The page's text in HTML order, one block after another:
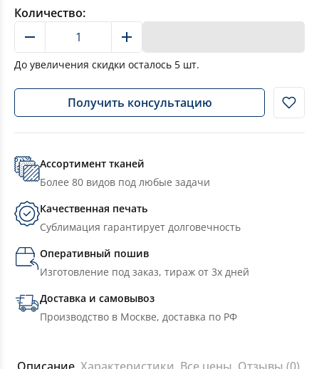
Количество:
До увеличения скидки осталось 5 шт.
Получить консультацию
Ассортимент тканей
Более 80 видов под любые задачи
Качественная печать
Сублимация гарантирует долговечность
Оперативный пошив
Изготовление под заказ, тираж от 3х дней
Доставка и самовывоз
Производство в Москве, доставка по РФ